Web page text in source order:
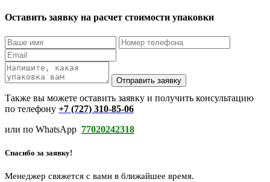
Оставить заявку на расчет стоимости упаковки
Отправить заявку
Также вы можете оставить заявку и получить консультацию
по телефону +7 (727) 310-85-06
или по WhatsApp 77020242318
Спасибо за заявку!
Менеджер свяжется с вами в ближайшее время.